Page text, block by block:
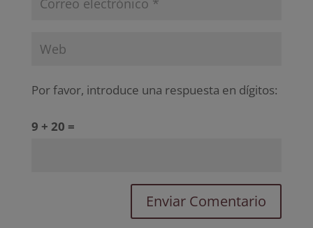
Por favor, introduce una respuesta en dígitos:
9 + 20 =